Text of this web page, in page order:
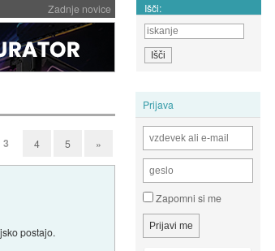
Zadnje novice Išči:
Prijava
Zapomni si me
3 4 5 »
postajo.